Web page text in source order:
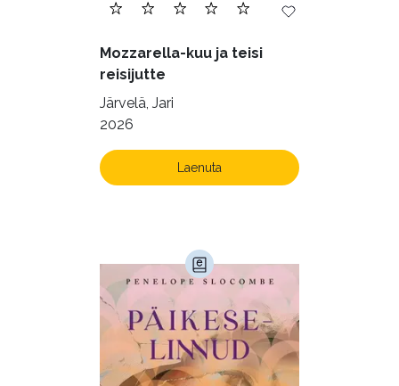
Mozzarella-kuu ja teisi
reisijutte
Järvelä, Jari
2026
Laenuta